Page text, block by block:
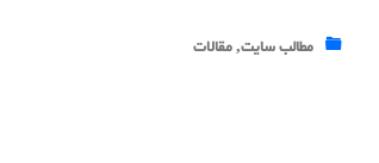
مطالب سایت,مقالات